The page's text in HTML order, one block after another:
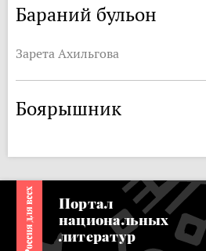
Бараний бульон
Зарета Ахильгова
Боярышник
Портал
национальных
литератур